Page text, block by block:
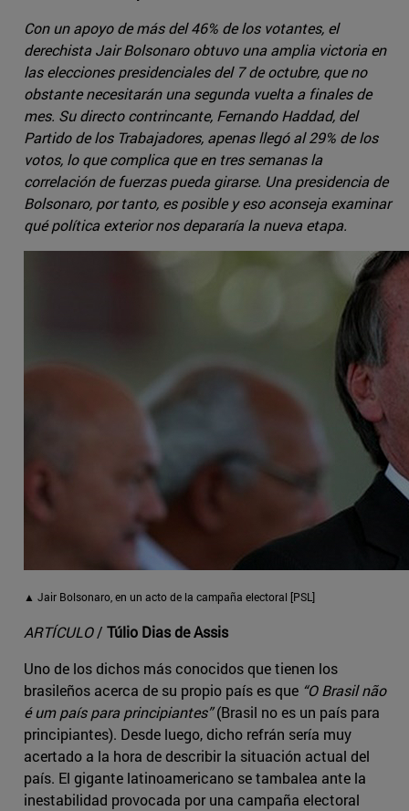
Con un apoyo de más del 46% de los votantes, el
derechista Jair Bolsonaro obtuvo una amplia victoria en
las elecciones presidenciales del 7 de octubre, que no
obstante necesitarán una segunda vuelta a finales de
mes. Su directo contrincante, Fernando Haddad, del
Partido de los Trabajadores, apenas llegó al 29% de los
votos, lo que complica que en tres semanas la
correlación de fuerzas pueda girarse. Una presidencia de
Bolsonaro, por tanto, es posible y eso aconseja examinar
qué política exterior nos depararía la nueva etapa.
▲ Jair Bolsonaro, en un acto de la campaña electoral [PSL]
ARTÍCULO/ Túlio Dias de Assis
Uno de los dichos más conocidos que tienen los
brasileños acerca de su propio país es que “O Brasil não
é um país para principiantes”(Brasil no es un país para
principiantes). Desde luego, dicho refrán sería muy
acertado a la hora de describir la situación actual del
país. El gigante latinoamericano se tambalea ante la
inestabilidad provocada por una campaña electoral